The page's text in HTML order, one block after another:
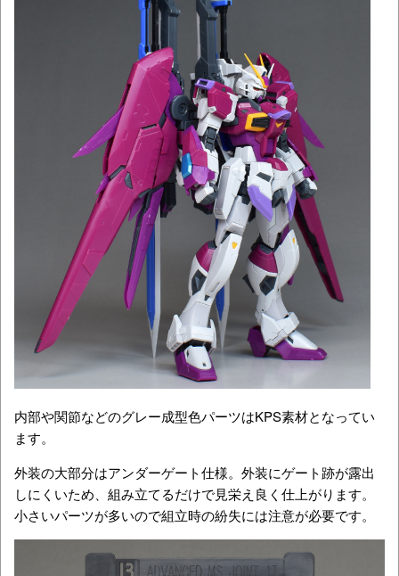
内部や関節などのグレー成型色パーツはKPS素材となってい
ます。
外装の大部分はアンダーゲート仕様。外装にゲート跡が露出
しにくいため、組み立てるだけで見栄え良く仕上がります。
小さいパーツが多いので組立時の紛失には注意が必要です。